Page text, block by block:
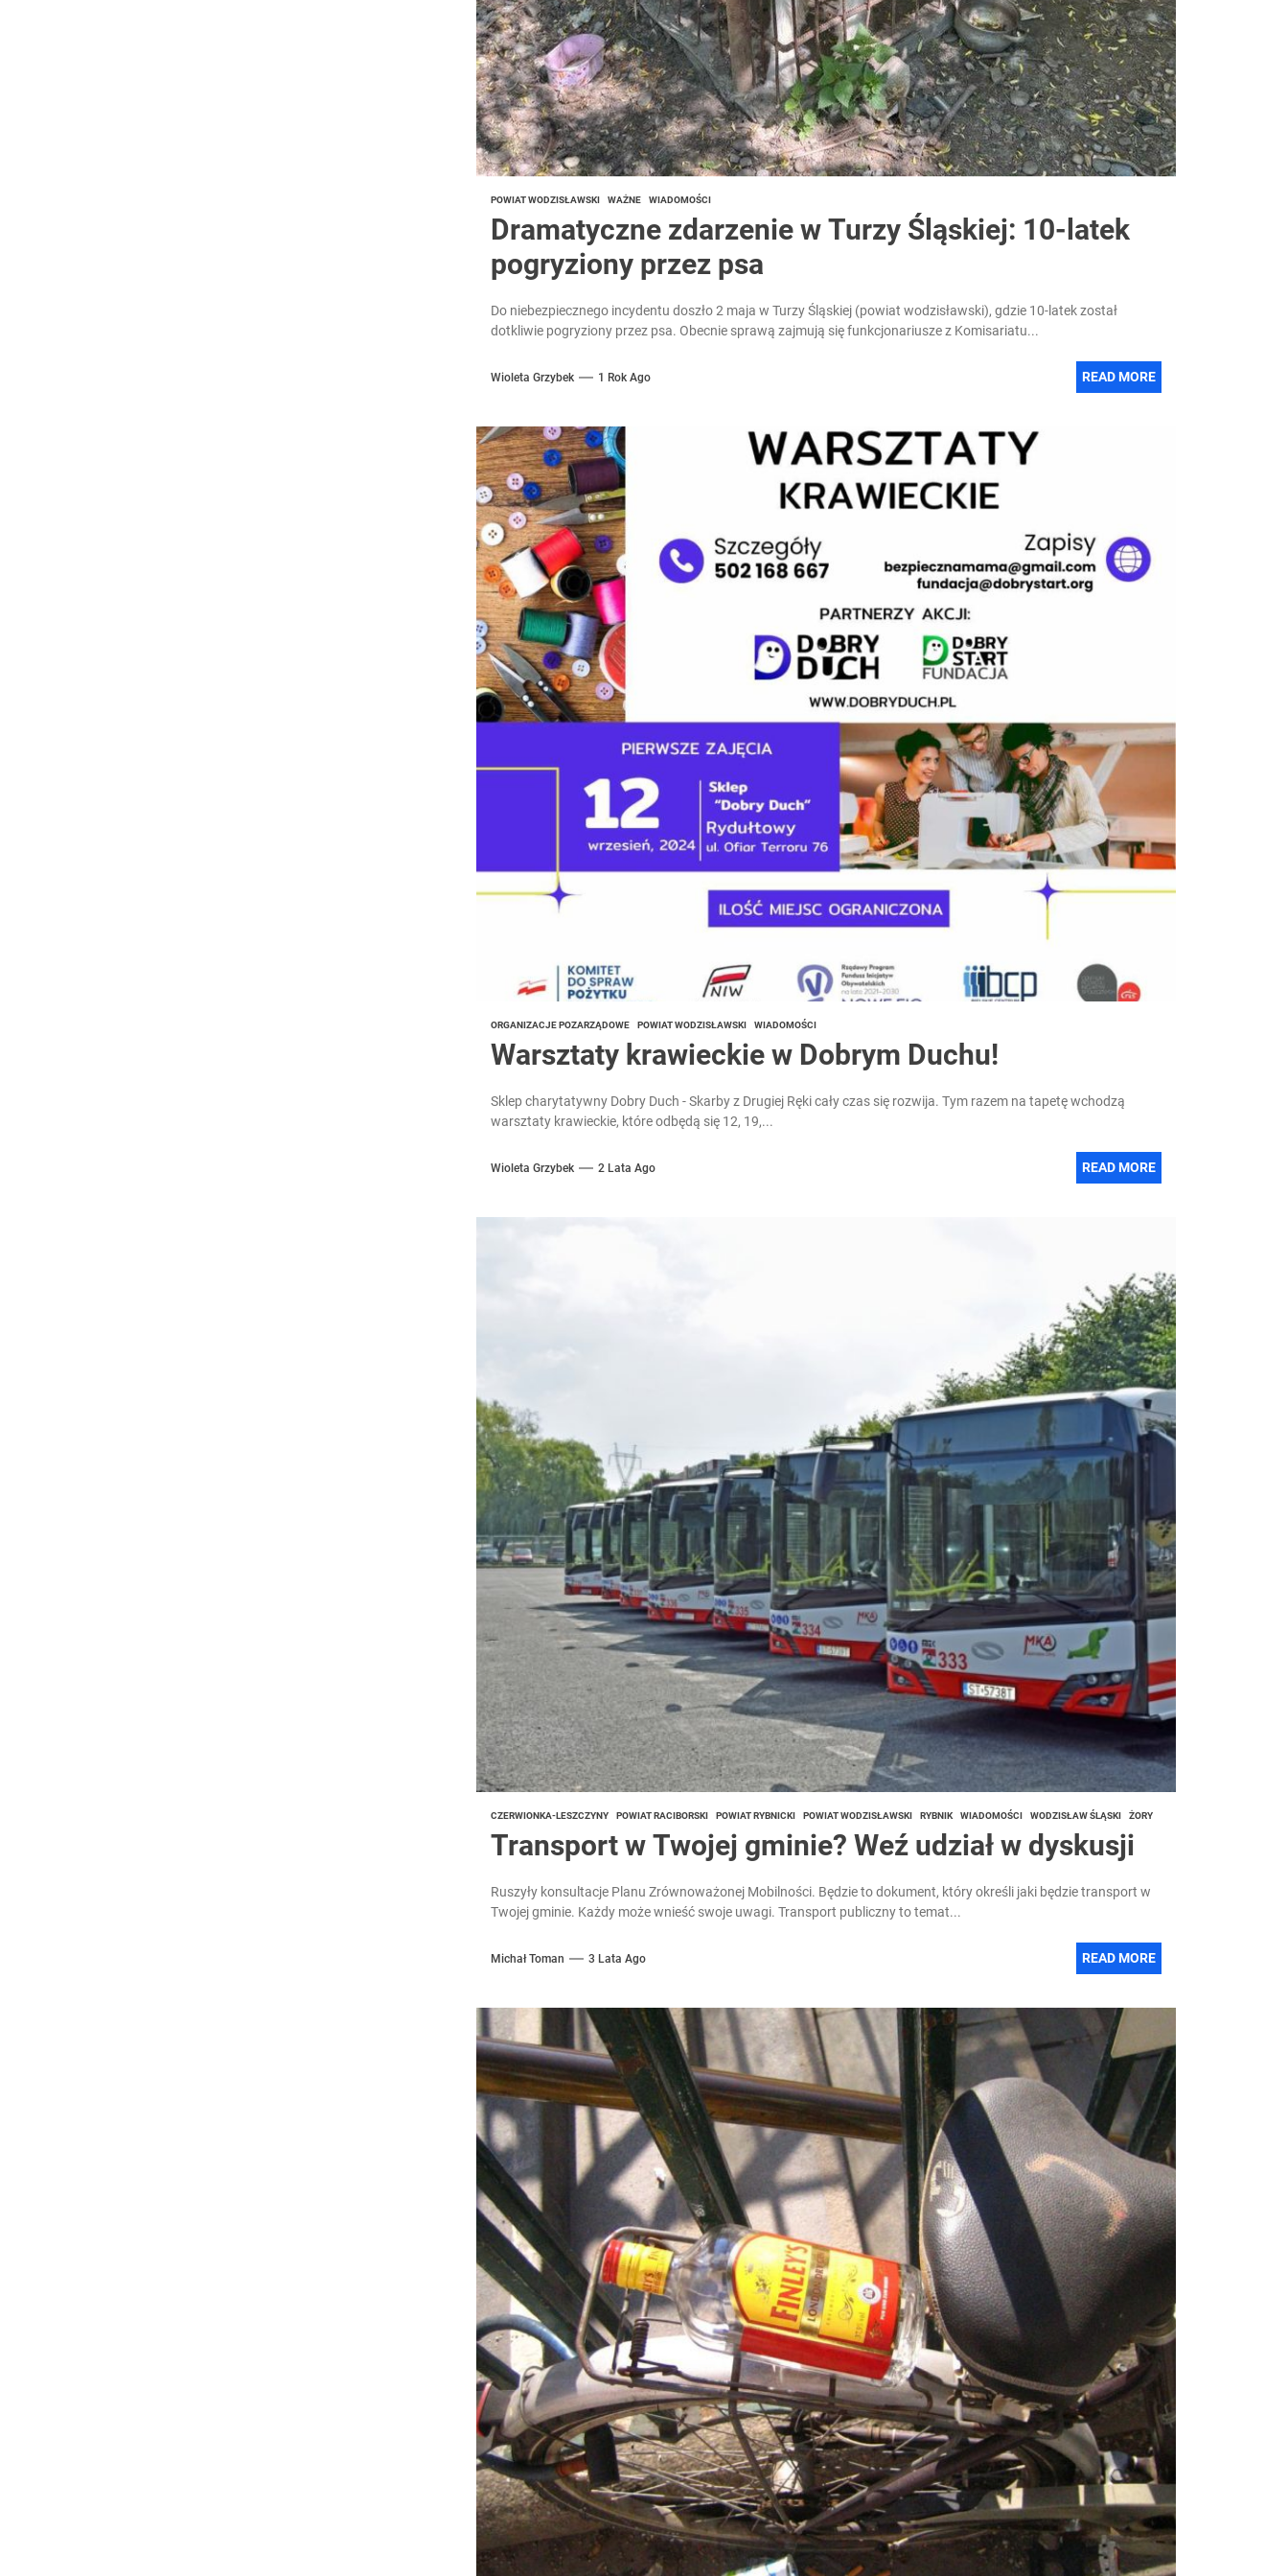
POWIAT WODZISŁAWSKI WAŻNE WIADOMOŚCI
Dramatyczne zdarzenie w Turzy Śląskiej: 10-latek
pogryziony przez psa
Do niebezpiecznego incydentu doszło 2 maja w Turzy Śląskiej (powiat wodzisławski), gdzie 10-latek został
dotkliwie pogryziony przez psa. Obecnie sprawą zajmują się funkcjonariusze z Komisariatu...
Wioleta Grzybek 1 Rok Ago READ MORE
ORGANIZACJE POZARZĄDOWE POWIAT WODZISŁAWSKI WIADOMOŚCI
Warsztaty krawieckie w Dobrym Duchu!
Sklep charytatywny Dobry Duch - Skarby z Drugiej Ręki cały czas się rozwija. Tym razem na tapetę wchodzą
warsztaty krawieckie, które odbędą się 12, 19,...
Wioleta Grzybek 2 Lata Ago READ MORE
CZERWIONKA-LESZCZYNY POWIAT RACIBORSKI POWIAT RYBNICKI POWIAT WODZISŁAWSKI RYBNIK WIADOMOŚCI WODZISŁAW ŚLĄSKI ŻORY
Transport w Twojej gminie? Weź udział w dyskusji
Ruszyły konsultacje Planu Zrównoważonej Mobilności. Będzie to dokument, który określi jaki będzie transport w
Twojej gminie. Każdy może wnieść swoje uwagi. Transport publiczny to temat...
Michał Toman 3 Lata Ago READ MORE